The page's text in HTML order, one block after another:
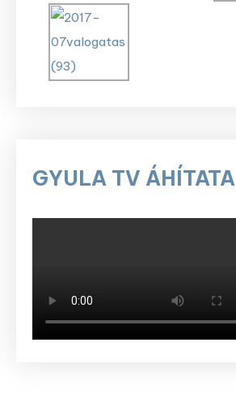
GYULA TV ÁHÍTATA